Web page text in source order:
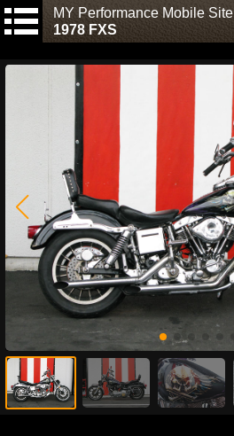
MY Performance Mobile Site
1978 FXS